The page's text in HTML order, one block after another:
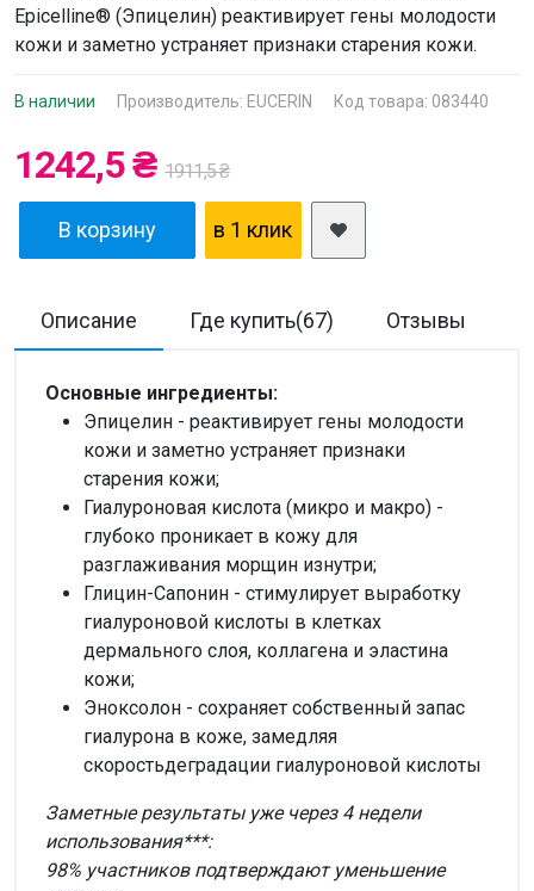
Epicelline® (Эпицелин) реактивирует гены молодости
кожи и заметно устраняет признаки старения кожи.
В наличии Производитель: EUCERIN Код товара: 083440
1242,5 ₴ 1911,5 ₴
В корзину в 1 клик
Описание Где купить(67) Отзывы
Основные ингредиенты:
Эпицелин - реактивирует гены молодости
кожи и заметно устраняет признаки
старения кожи;
Гиалуроновая кислота (микро и макро) -
глубоко проникает в кожу для
разглаживания морщин изнутри;
Глицин-Сапонин - стимулирует выработку
гиалуроновой кислоты в клетках
дермального слоя, коллагена и эластина
кожи;
Эноксолон - сохраняет собственный запас
гиалурона в коже, замедляя
скоростьдеградации гиалуроновой кислоты
Заметные результаты уже через 4 недели
использования***:
98% участников подтверждают уменьшение